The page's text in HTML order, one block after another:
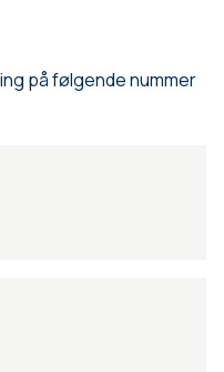
på følgende nummer